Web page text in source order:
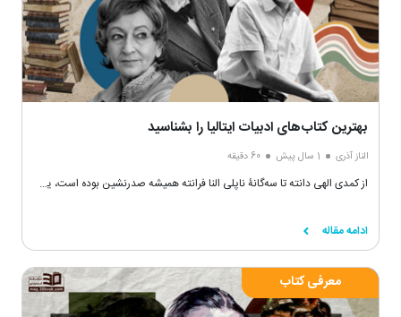
بهترین‌ کتاب‌های ادبیات ایتالیا را بشناسید
الناز آذری 1 سال پیش 60 دقیقه
از کمدی الهی دانته تا سه‌گانۀ ناپلی النا فرانته همیشه صدرنشین بوده است، یک‌جور تششع و تاثیرگذاری، یک‌جنس از صمیمت و گرما ارمغان ادبیات ایتالیایی به دنیای ادبیات است.
ادامه مقاله
معرفی کتاب